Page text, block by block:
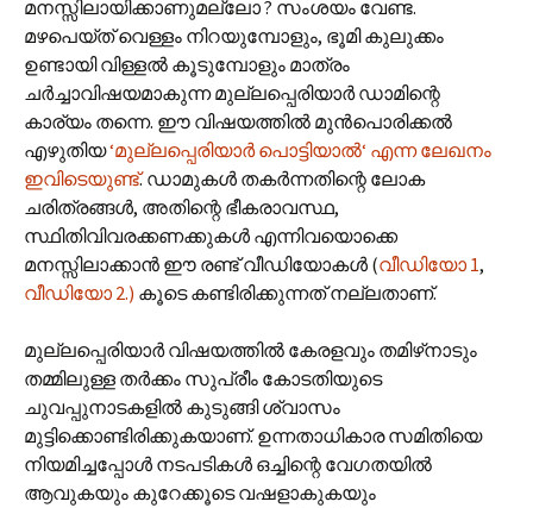
മനസ്സിലായിക്കാണുമല്ലോ ? സംശയം വേണ്ട.
മഴപെയ്ത് വെള്ളം നിറയുമ്പോളും, ഭൂമി കുലുക്കം
ഉണ്ടായി വിള്ളൽ കൂടുമ്പോളും മാത്രം
ചർച്ചാവിഷയമാകുന്ന മുല്ലപ്പെരിയാർ ഡാമിന്റെ
കാര്യം തന്നെ. ഈ വിഷയത്തിൽ മുൻപൊരിക്കൽ
എഴുതിയ‘മുല്ലപ്പെരിയാർ പൊട്ടിയാൽ‘ എന്ന ലേഖനം
ഇവിടെയുണ്ട്. ഡാമുകൾ തകർന്നതിന്റെ ലോക
ചരിത്രങ്ങൾ, അതിന്റെ ഭീകരാവസ്ഥ,
സ്ഥിതിവിവരക്കണക്കുകൾ എന്നിവയൊക്കെ
മനസ്സിലാക്കാൻ ഈ രണ്ട് വീഡിയോകൾ (വീഡിയോ 1,
വീഡിയോ 2.) കൂടെ കണ്ടിരിക്കുന്നത് നല്ലതാണ്.
മുല്ലപ്പെരിയാർ വിഷയത്തിൽ കേരളവും തമിഴ്‌നാടും
തമ്മിലുള്ള തർക്കം സുപ്രീം കോടതിയുടെ
ചുവപ്പുനാടകളിൽ കുടുങ്ങി ശ്വാസം
മുട്ടിക്കൊണ്ടിരിക്കുകയാണ്. ഉന്നതാധികാര സമിതിയെ
നിയമിച്ചപ്പോൾ നടപടികൾ ഒച്ചിന്റെ വേഗതയിൽ
ആവുകയും കുറേക്കൂടെ വഷളാകുകയും